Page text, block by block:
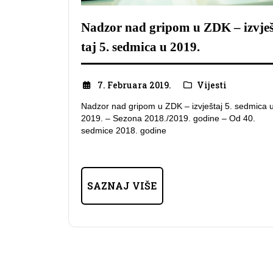
Nadzor nad gripom u ZDK –
taj 5. sedmica u 2019.
7. Februara 2019. Vijesti
Nadzor nad gripom u ZDK – izvještaj 5. sedmica
2019. – Sezona 2018./2019. godine – Od 40.
sedmice 2018. godine
SAZNAJ VIŠE